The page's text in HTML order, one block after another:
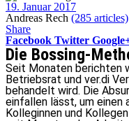
19. Januar 2017
Andreas Rech (285 articles)
Share
Facebook Twitter
Die Bossing-
Seit Monaten berichten
Betriebsrat und ver.di
behandelt wird. Die
einfallen lässt, um
Kolleginnen und